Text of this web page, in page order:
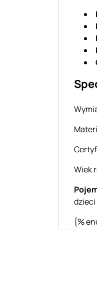
Wiek
dzieci
{%